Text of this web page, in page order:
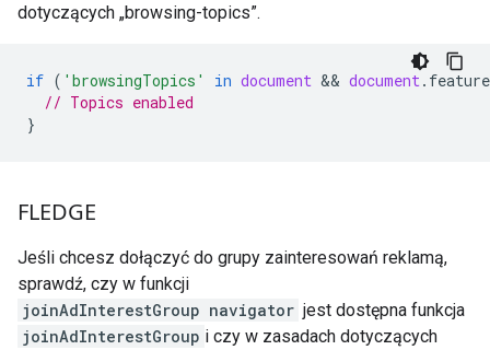
dotyczących „browsing-topics”.
if ( 'browsingTopics' in document && document.
// Topics enabled
}
FLEDGE
Jeśli chcesz dołączyć do grupy zainteresowań reklamą,
sprawdź, czy w funkcji
joinAdInterestGroup navigator jest dostępna funkcja
joinAdInterestGroup i czy w zasadach dotyczących